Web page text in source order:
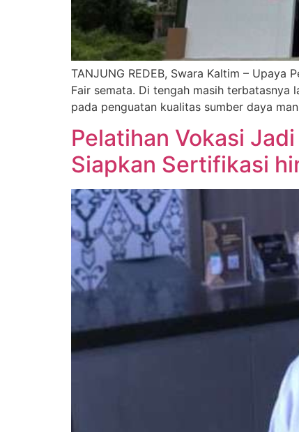
TANJUNG REDEB, Swara Kaltim –
Fair semata. Di tengah masih
pada penguatan kualitas sumber daya
Pelatihan Vokasi
Siapkan Sertifikasi